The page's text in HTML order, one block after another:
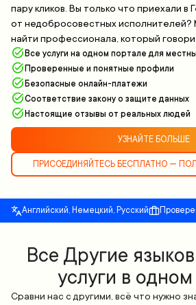
пару кликов. Вы только что приехали в
от недобросовестных
найти профессионала, который
Все услуги на одном портале для
Проверенные и понятные профили
Безопасные онлайн-платежи
Соответствие закону о защите данных
Настоящие отзывы от реальных людей
УЗНАЙТЕ БОЛЬШЕ
ПРИСОЕДИНЯЙТЕСЬ БЕСПЛАТНО —
Английский, Немецкий, Русский
Все Другие
услуги в
Сравни нас с другими, всё что нужно